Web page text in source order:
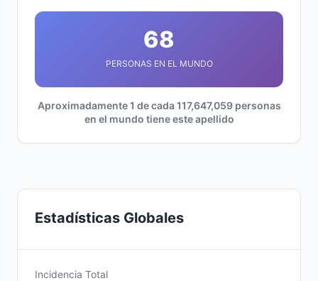
68
PERSONAS EN EL MUNDO
Aproximadamente 1 de cada 117,647,059 personas
en el mundo tiene este apellido
Estadísticas Globales
Incidencia Total